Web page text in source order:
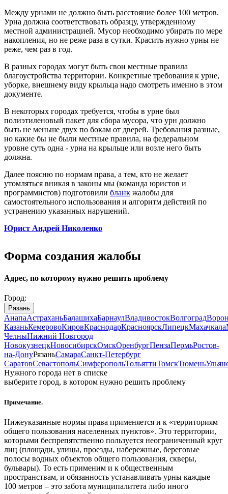
Между урнами не должно быть расстояние более 100 метров.
Урна должна соответствовать образцу, утвержденному
местной администрацией. Мусор необходимо убирать по мере
накопления, но не реже раза в сутки. Красить нужно урны не
реже, чем раз в год.
В разных городах могут быть свои местные правила
благоустройства территории. Конкретные требования к урне,
уборке, внешнему виду крыльца надо смотреть именно в этом
документе.
В некоторых городах требуется, чтобы в урне был
полиэтиленовый пакет для сбора мусора, что урн должно
быть не меньше двух по бокам от дверей. Требования разные,
но какие бы не были местные правила, на федеральном
уровне суть одна - урна на крыльце или возле него быть
должна.
Далее поясню по нормам права, а тем, кто не желает
утомляться вникая в законы мы (команда юристов и
программистов) подготовили бланк жалобы для
самостоятельного использования и алгоритм действий по
устранению указанных нарушений.
Юрист Андрей Николенко
Форма создания жалобы
Адрес, по которому нужно решить проблему
Город:
Рязань
АнапаАстраханьБалашихаБарнаулВладивостокВолгоград
КазаньКемеровоКировКраснодарКрасноярскЛипецкМахачкала
ЧелныНижний Новгород
НовокузнецкНовосибирскОмскОренбургПензаПермьРостов-
на-ДонуРязаньСамараСанкт-Петербург
СаратовСевастопольСимферопольТольяттиТомскТюмень
Нужного города нет в списке
выберите город, в котором нужно решить проблему
Примечание.
Нижеуказанные нормы права применяется и к «территориям
общего пользования населенных пунктов». Это территории,
которыми беспрепятственно пользуется неограниченный круг
лиц (площади, улицы, проезды, набережные, береговые
полосы водных объектов общего пользования, скверы,
бульвары). То есть применим и к общественным
пространствам, и обязанность устанавливать урны каждые
100 метров – это забота муниципалитета либо иного